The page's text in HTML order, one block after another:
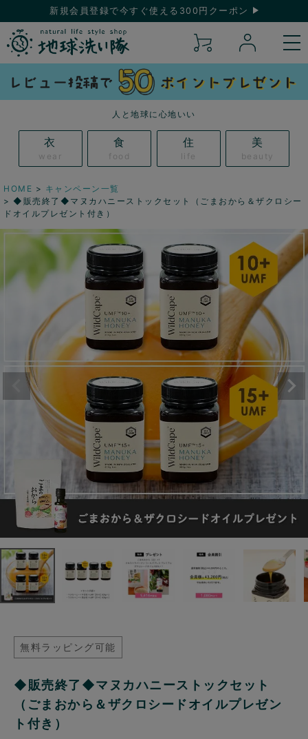
新規会員登録で今すぐ使える300円クーポン
人と地球に心地いい
衣
wear
食
food
住
life
美
beauty
HOME
キャンペーン一覧
◆販売終了◆マヌカハニーストックセット（ごまおから＆ザクロシー
ドオイルプレゼント付き）
無料ラッピング可能
◆販売終了◆マヌカハニーストックセット
（ごまおから＆ザクロシードオイルプレゼン
ト付き）